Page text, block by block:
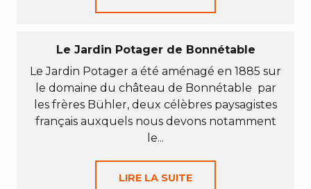
Le Jardin Potager de Bonnétable
Le Jardin Potager a été aménagé en 1885 sur
le domaine du château de Bonnétable par
les frères Bühler, deux célèbres paysagistes
français auxquels nous devons notamment
le...
LIRE LA SUITE